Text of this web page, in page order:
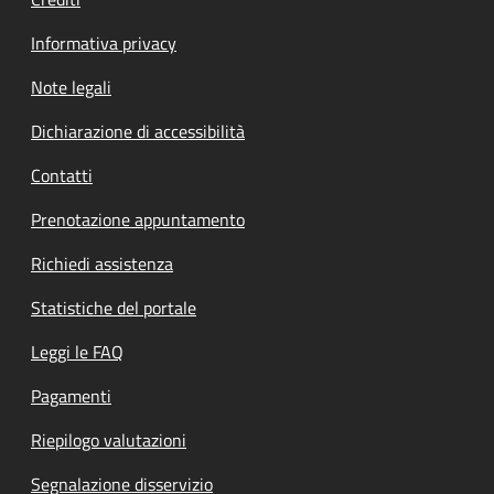
Informativa privacy
Note legali
Dichiarazione di accessibilità
Contatti
Prenotazione appuntamento
Richiedi assistenza
Statistiche del portale
Leggi le FAQ
Pagamenti
Riepilogo valutazioni
Segnalazione disservizio